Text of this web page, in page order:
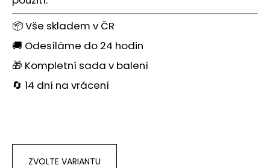
📦 Vše skladem v ČR
🚚 Odesíláme do 24 hodin
🎁 Kompletní sada v balení
🔄 14 dní na vrácení
ZVOLTE VARIANTU
o
p
o
r
u
č
u